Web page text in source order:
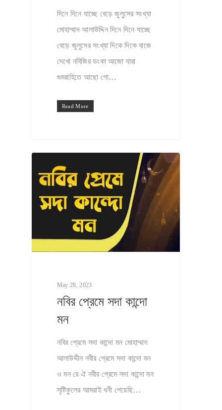
দিনে দিনে যাচ্ছে বেড়ে জুলুসের সংখ্যা
মোহাম্মাদ আলাউদ্দিন দিনে দিনে যাচ্ছে
বেড়ে জুলুসের সংখ্যা দিকে দিকে বাজে
দেখো নবিজির ডংকা আজো যারা
গুমরাহিতে আছো গো…
Read More
May 28, 2023
নবির প্রেমে সদা কান্দো
মন
নবির প্রেমে সদা কান্দো মন মোহাম্মাদ
আলাউদ্দীন নবীর প্রেমে সদা কান্দো মন
ও মন রে ঐ নবীর প্রেমে সদা কান্দো মন
সৃষ্টিকুলের আমরাই ধনী পেয়েছি…